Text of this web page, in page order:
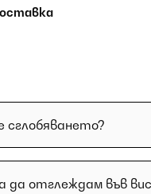
сглобяването?
да отглеждам във